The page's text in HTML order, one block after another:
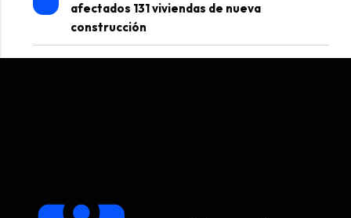
afectados 131 viviendas de nueva
construcción